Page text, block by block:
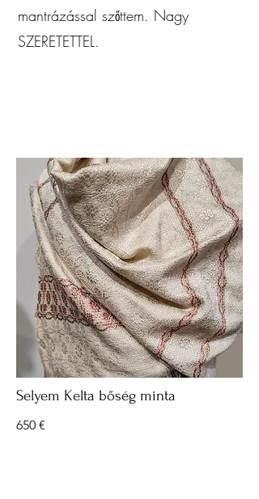
mantrázással szőttem. Nagy
SZERETETTEL.
Selyem Kelta bőség minta
650 €